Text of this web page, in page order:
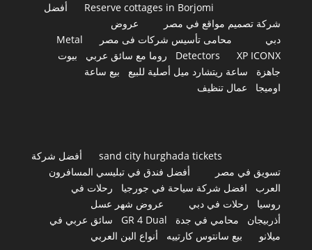
Reserve cottages in Borjomi
أفضل
شركة تصميم مواقع في مصر
عروض
دبي
محامى تأسيس شركات فى مصر
Metal
Detectors
XP ICONX روما مع سائق عربي
بيوت
جاهزة
ساعة ريتشارد ميل أصلية للبيع
بيع ساعة
اوميجا
عمال تنظيف
sand city hurghada tickets
أفضل شركة
تسويق في مصر
أفضل فندق في تبليسي المسافرون
العرب
افضل شركة سياحة في جورجيا
رحلات في
روسيا
رحلات في دبي
عروض شهر عسل
أذربيجان
محامي في جدة GR 4 Dual
سائق عربي في
ميلانو
بيع سانتوس كارتييه أنواع البن العربي